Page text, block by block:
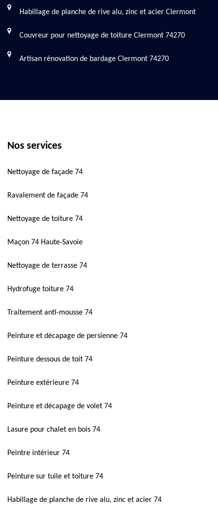
Habillage de planche de rive alu, zinc et acier Clermont
Couvreur pour nettoyage de toiture Clermont 74270
Artisan rénovation de bardage Clermont 74270
Nos services
Nettoyage de façade 74
Ravalement de façade 74
Nettoyage de toiture 74
Maçon 74 Haute-Savoie
Nettoyage de terrasse 74
Hydrofuge toiture 74
Traitement anti-mousse 74
Peinture et décapage de persienne 74
Peinture dessous de toit 74
Peinture extérieure 74
Peinture et décapage de volet 74
Lasure pour chalet en bois 74
Peintre intérieur 74
Peinture sur tuile et toiture 74
Habillage de planche de rive alu, zinc et acier 74